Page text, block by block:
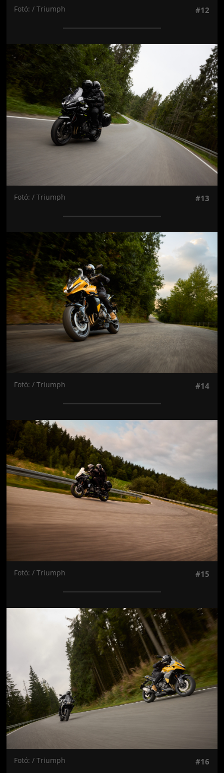
Fotó: / Triumph #12
Jön még kép!
Fotó: / Triumph #13
Jön még kép!
Fotó: / Triumph #14
Jön még kép!
Fotó: / Triumph #15
Jön még kép!
Fotó: / Triumph #16